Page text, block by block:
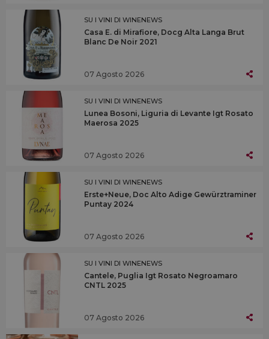
SU I VINI DI WINENEWS
Casa E. di Mirafiore, Docg Alta Langa Brut
Blanc De Noir 2021
07 Agosto 2026
SU I VINI DI WINENEWS
Lunea Bosoni, Liguria di Levante Igt Rosato
Maerosa 2025
07 Agosto 2026
SU I VINI DI WINENEWS
Erste+Neue, Doc Alto Adige Gewürztraminer
Puntay 2024
07 Agosto 2026
SU I VINI DI WINENEWS
Cantele, Puglia Igt Rosato Negroamaro
CNTL 2025
07 Agosto 2026